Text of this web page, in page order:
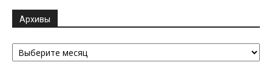
Архивы
Архивы